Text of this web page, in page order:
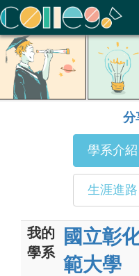
ColleGo! 大學選才與高中育
分
學系介紹
生涯進路
我的
學系
國立彰
範大學